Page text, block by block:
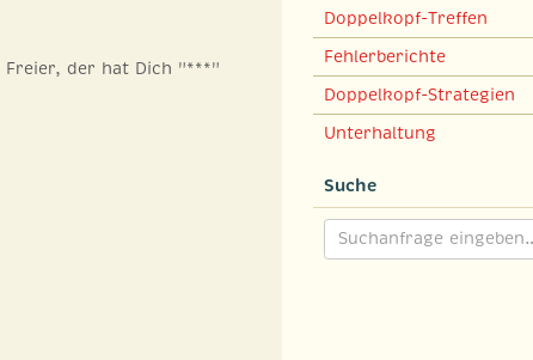
Freier, der hat Dich "***"
Doppelkopf-Treffen
Fehlerberichte
Doppelkopf-Strategien
Unterhaltung
Suche